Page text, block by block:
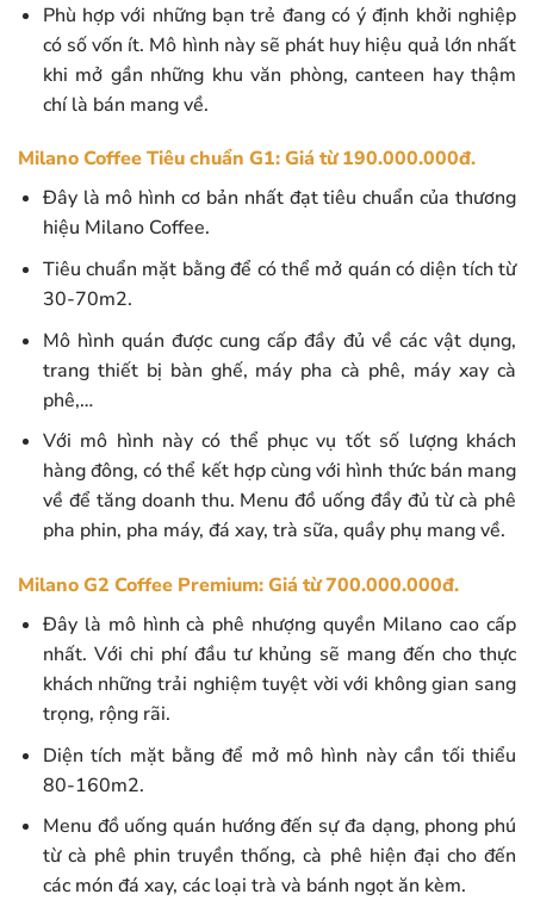
Phù hợp với những bạn trẻ đang có ý định khởi nghiệp
có số vốn ít. Mô hình này sẽ phát huy hiệu quả lớn nhất
khi mở gần những khu văn phòng, canteen hay thậm
chí là bán mang về.
Milano Coffee Tiêu chuẩn G1: Giá từ 190.000.000đ.
Đây là mô hình cơ bản nhất đạt tiêu chuẩn của thương
hiệu Milano Coffee.
Tiêu chuẩn mặt bằng để có thể mở quán có diện tích từ
30-70m2.
Mô hình quán được cung cấp đầy đủ về các vật dụng,
trang thiết bị bàn ghế, máy pha cà phê, máy xay cà
phê,…
Với mô hình này có thể phục vụ tốt số lượng khách
hàng đông, có thể kết hợp cùng với hình thức bán mang
về để tăng doanh thu. Menu đồ uống đầy đủ từ cà phê
pha phin, pha máy, đá xay, trà sữa, quầy phụ mang về.
Milano G2 Coffee Premium: Giá từ 700.000.000đ.
Đây là mô hình cà phê nhượng quyền Milano cao cấp
nhất. Với chi phí đầu tư khủng sẽ mang đến cho thực
khách những trải nghiệm tuyệt vời với không gian sang
trọng, rộng rãi.
Diện tích mặt bằng để mở mô hình này cần tối thiểu
80-160m2.
Menu đồ uống quán hướng đến sự đa dạng, phong phú
từ cà phê phin truyền thống, cà phê hiện đại cho đến
các món đá xay, các loại trà và bánh ngọt ăn kèm.